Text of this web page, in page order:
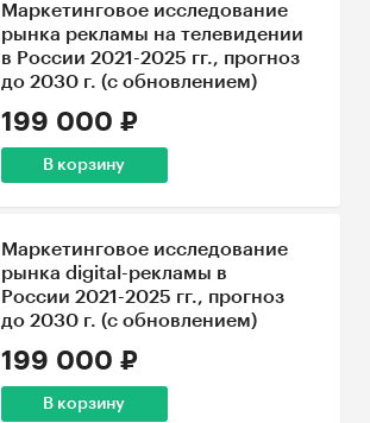
Маркетинговое исследование
рынка рекламы на телевидении
в России 2021-2025 гг., прогноз
до 2030 г. (с обновлением)
199 000 ₽
В корзину
Маркетинговое исследование
рынка digital-рекламы в
России 2021-2025 гг., прогноз
до 2030 г. (с обновлением)
199 000 ₽
В корзину